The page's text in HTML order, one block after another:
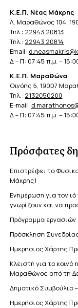
Κ.Ε.Π. Νέας Μάκρης
Λ. Μαραθώνος 104,
Τηλ.: 22943 20813
Τηλ.: 22943 20814
Email:
Δ – Π: 07:45 π.μ. –
Κ.Ε.Π. Μαραθώνα
Οινόης 6, 19007
Τηλ.: 2132050200
E-mail:
Δ – Π: 07:45 π.μ. –
Πρόσφατες
Επιστρέφει το
Μάκρης!
Ενημέρωση για τον ιό
γνωρίζουν και να
Πρόγραμμα εργασιών
Πρόσκληση
Ημερήσιος Χάρτης
Κλειστή για το
Μαραθώνος από τη
Δημοτικό Συμβούλιο
Ημερήσιος Χάρτης